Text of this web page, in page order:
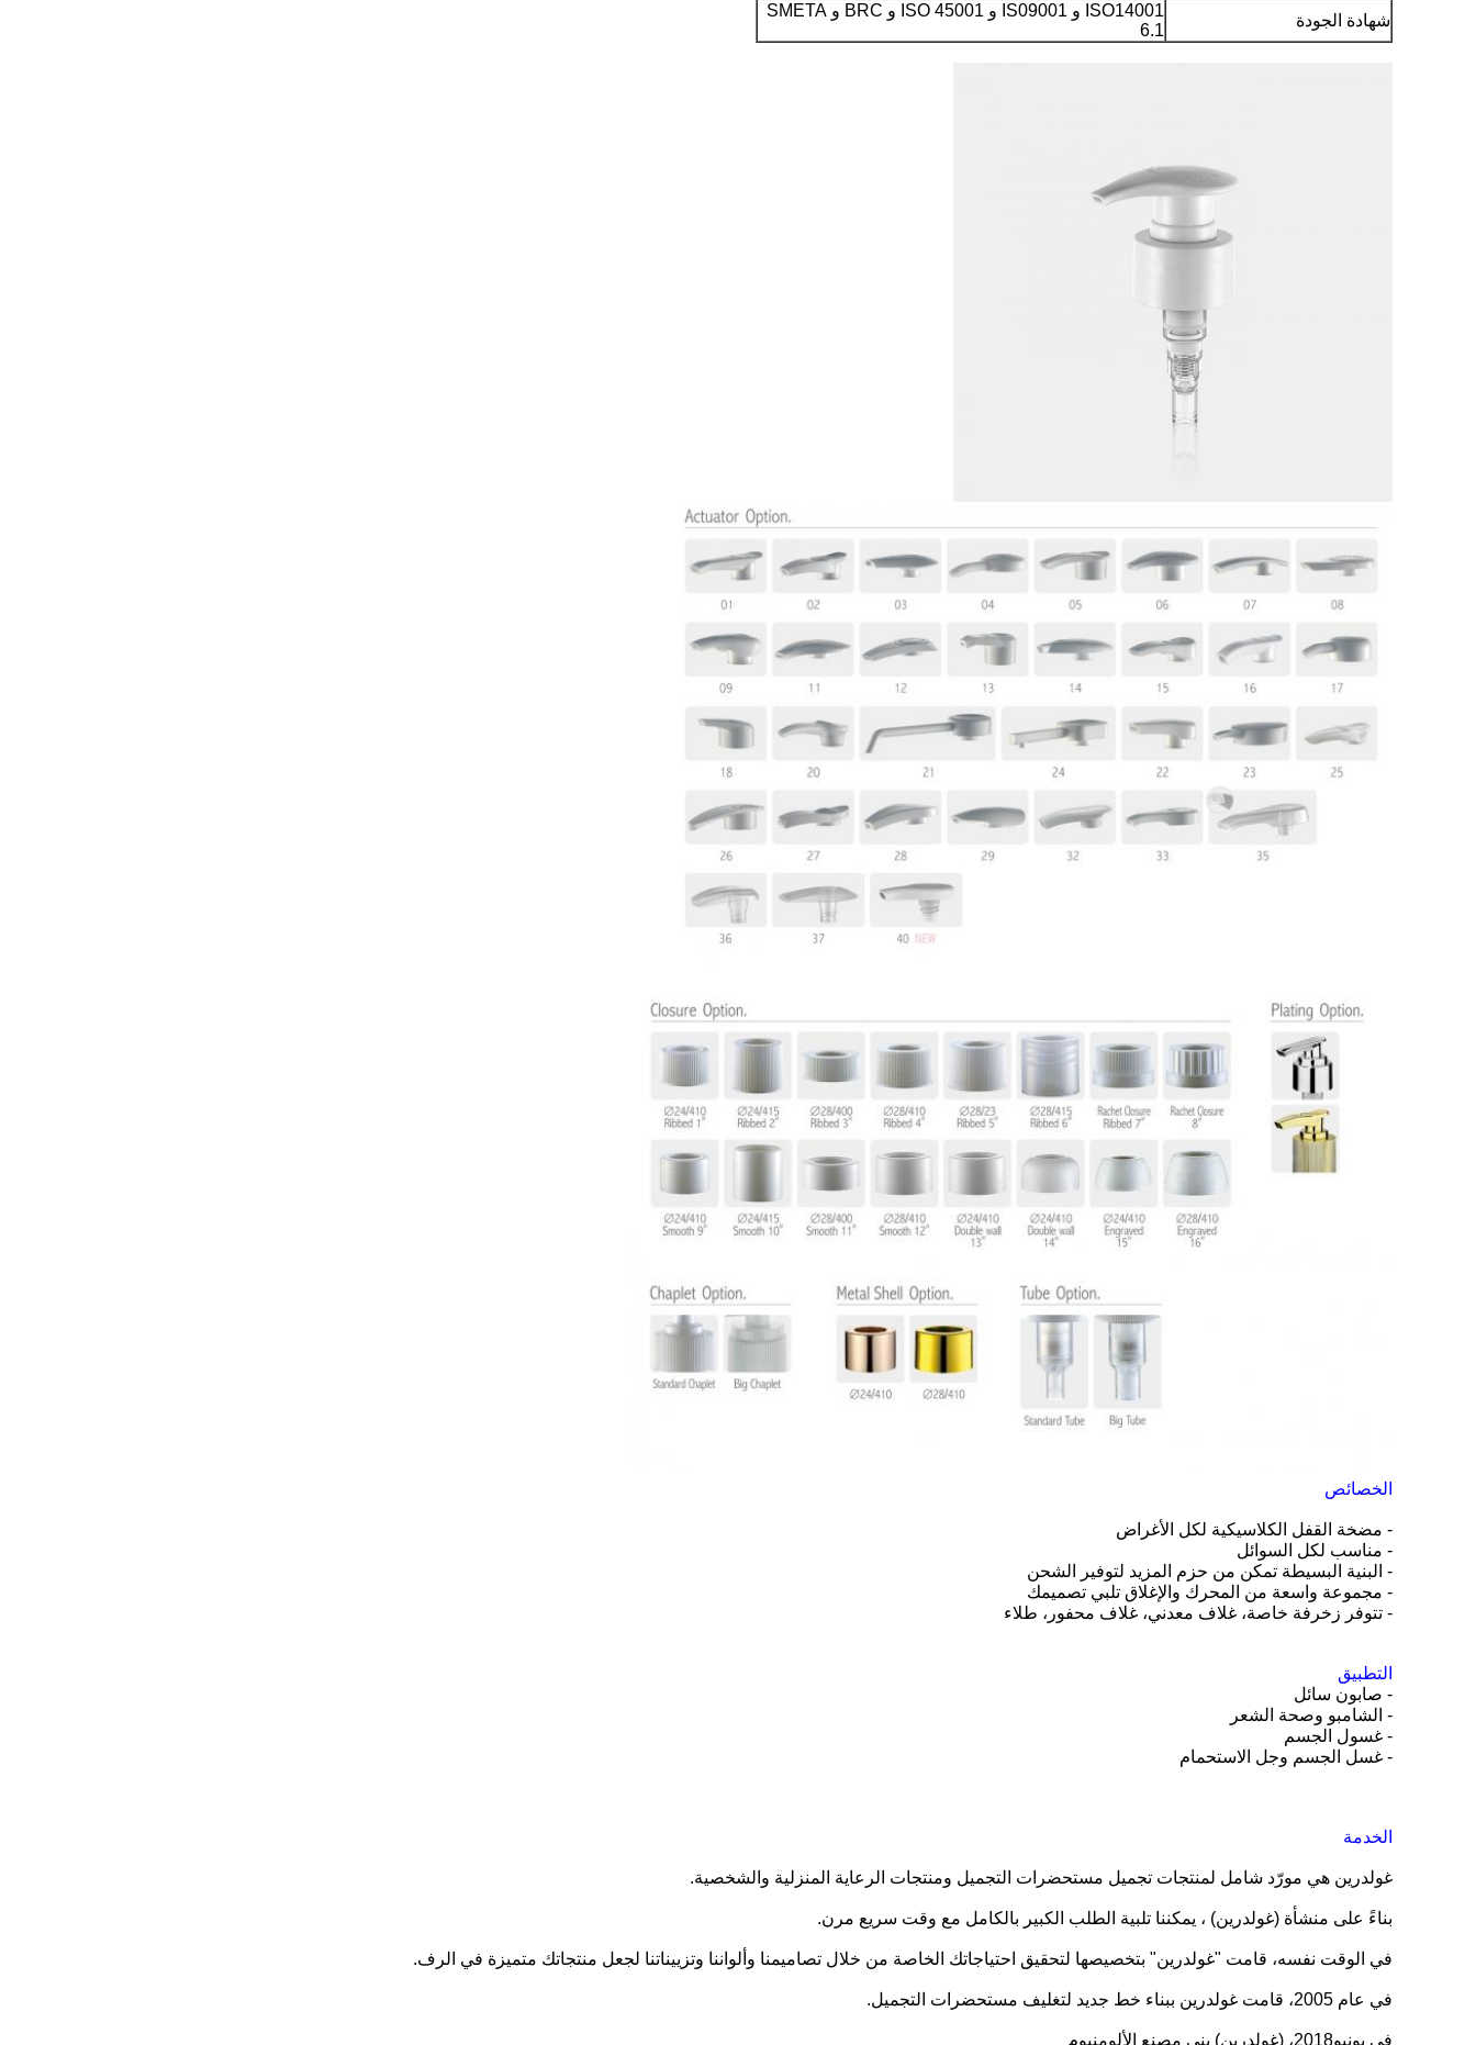
شهادة الجودة
ISO14001 و IS09001 و ISO 45001 و BRC و SMETA
6.1
الخصائص
- مضخة القفل الكلاسيكية لكل الأغراض
- مناسب لكل السوائل
- البنية البسيطة تمكن من حزم المزيد لتوفير الشحن
- مجموعة واسعة من المحرك والإغلاق تلبي تصميمك
- تتوفر زخرفة خاصة، غلاف معدني، غلاف محفور، طلاء
التطبيق
- صابون سائل
- الشامبو وصحة الشعر
- غسول الجسم
- غسل الجسم وجل الاستحمام
الخدمة
غولدرين هي مورّد شامل لمنتجات تجميل مستحضرات التجميل ومنتجات الرعاية المنزلية والشخصية.
بناءً على منشأة (غولدرين) ، يمكننا تلبية الطلب الكبير بالكامل مع وقت سريع مرن.
في الوقت نفسه، قامت "غولدرين" بتخصيصها لتحقيق احتياجاتك الخاصة من خلال تصاميمنا وألواننا وتزييناتنا لجعل منتجاتك متميزة في الرف.
في عام 2005، قامت غولدرين ببناء خط جديد لتغليف مستحضرات التجميل.
في يونيو2018، (غولدرين) بنى مصنع الألومنيوم